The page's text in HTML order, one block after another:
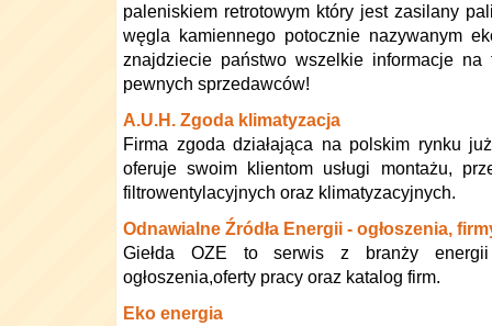
paleniskiem retrotowym który jest zasilany
węgla kamiennego potocznie nazywanym
znajdziecie państwo wszelkie informacje
pewnych sprzedawców!
A.U.H. Zgoda klimatyzacja
Firma zgoda działająca na polskim rynku
oferuje swoim klientom usługi montażu,
filtrowentylacyjnych oraz klimatyzacyjnych.
Odnawialne Źródła Energii - ogłoszenia,
Giełda OZE to serwis z branży energii
ogłoszenia,oferty pracy oraz katalog firm.
Eko energia